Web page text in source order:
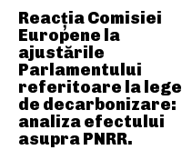
Reacția Comisiei
Europene la
ajustările
Parlamentului
referitoare la
de decarbonizare:
analiza efectului
asupra PNRR.